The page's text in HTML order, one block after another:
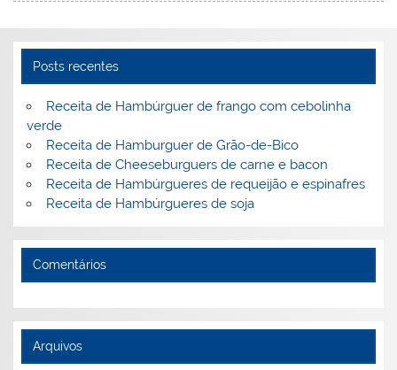
st dI b
o
k
o
l
Posts recentes
Receita de Hambúrguer de frango com cebolinha
verde
Receita de Hamburguer de Grão-de-Bico
Receita de Cheeseburguers de carne e bacon
Receita de Hambúrgueres de requeijão e espinafres
Receita de Hambúrgueres de soja
Comentários
Arquivos